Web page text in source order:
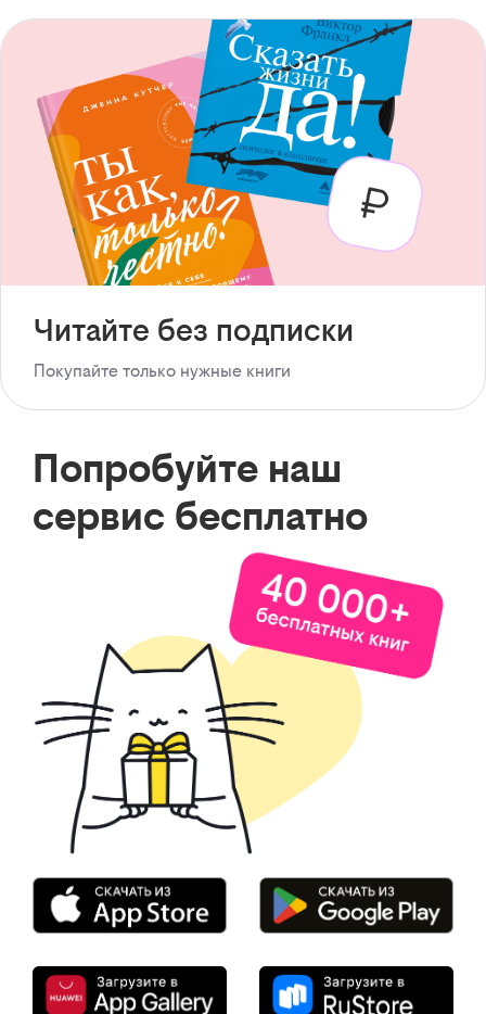
Читайте без подписки
Покупайте только нужные книги
Попробуйте наш
сервис бесплатно